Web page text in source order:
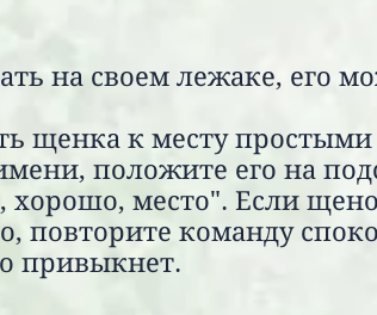
на своем лежаке, его
щенка к месту
положите его на
хорошо, место". Если
повторите команду
привыкнет.